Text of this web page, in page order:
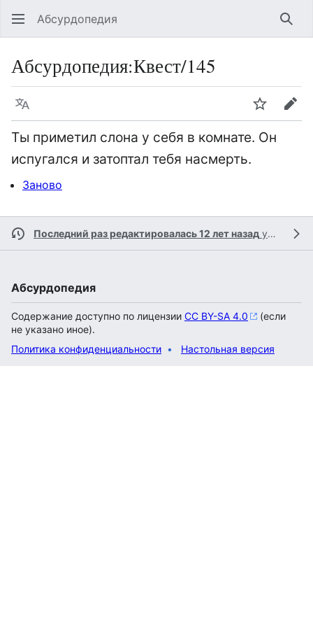
Абсурдопедия
Абсурдопедия:Квест/145
Язык
Ты приметил слона у себя в комнате. Он
испугался и затоптал тебя насмерть.
Заново
Последний раз редактировалась 12 лет назад участником
Абсурдопедия
Содержание доступно по лицензии CC BY-SA 4.0
(если
не указано иное).
Политика конфиденциальности
Настольная версия